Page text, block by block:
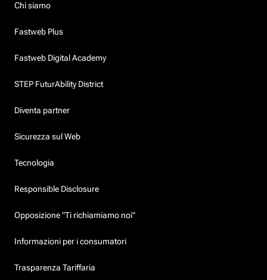
Chi siamo
Fastweb Plus
Fastweb Digital Academy
STEP FuturAbility District
Diventa partner
Sicurezza sul Web
Tecnologia
Responsible Disclosure
Opposizione "Ti richiamiamo noi"
Informazioni per i consumatori
Trasparenza Tariffaria